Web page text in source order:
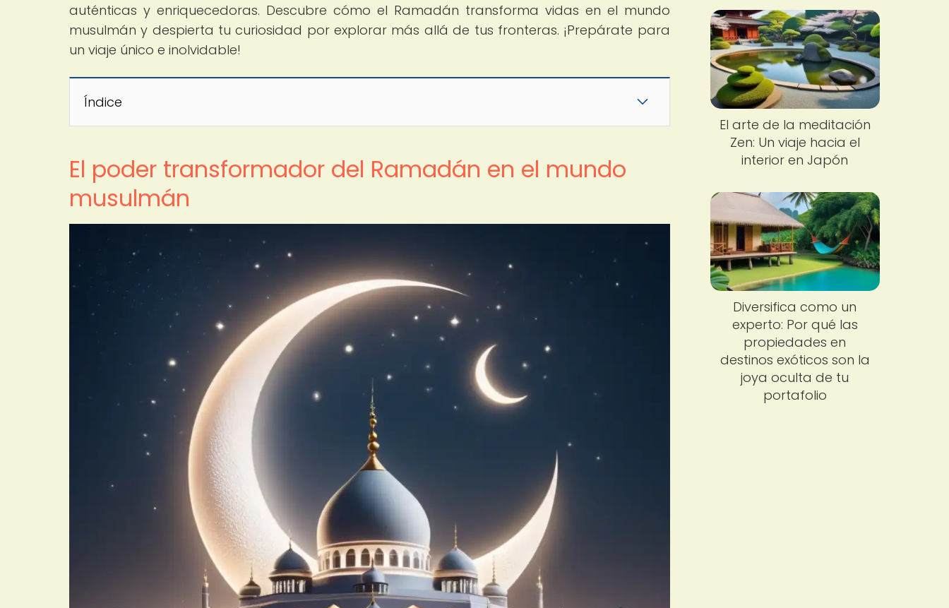
auténticas y enriquecedoras. Descubre cómo el Ramadán transforma vidas en el mundo
musulmán y despierta tu curiosidad por explorar más allá de tus fronteras. ¡Prepárate para
un viaje único e inolvidable!
Índice
El poder transformador del Ramadán en el mundo
musulmán
El arte de la meditación
Zen: Un viaje hacia el
interior en Japón
Diversifica como un
experto: Por qué las
propiedades en
destinos exóticos son la
joya oculta de tu
portafolio